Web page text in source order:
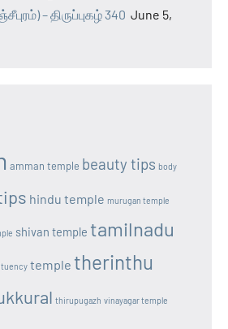
– திருப்புகழ் 340 June 5,
amman temple beauty tips body
hindu temple murugan temple
shivan temple tamilnadu
temple therinthu
thirupugazh vinayagar temple